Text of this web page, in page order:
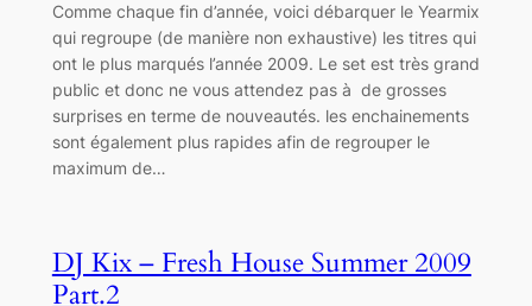
Comme chaque fin d’année, voici débarquer le Yearmix
qui regroupe (de manière non exhaustive) les titres qui
ont le plus marqués l’année 2009. Le set est très grand
public et donc ne vous attendez pas à de grosses
surprises en terme de nouveautés. les enchainements
sont également plus rapides afin de regrouper le
maximum de…
DJ Kix – Fresh House Summer 2009
Part.2